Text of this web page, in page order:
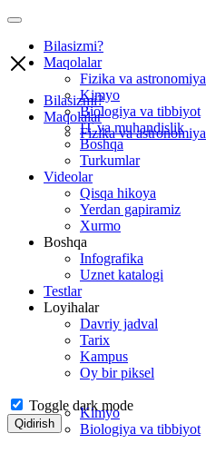
Bilasizmi?
Maqolalar
Fizika va astronomiya
Kimyo
Biologiya va tibbiyot
IT va muhandislik
Boshqa
Turkumlar
Videolar
Qisqa hikoya
Yerdan gapiramiz
Xurmo
Boshqa
Infografika
Uznet katalogi
Testlar
Loyihalar
Davriy jadval
Tarix
Kampus
Oy bir piksel
Toggle dark mode
Qidirish
Bilasizmi?
Maqolalar
Fizika va astronomiya
Kimyo
Biologiya va tibbiyot